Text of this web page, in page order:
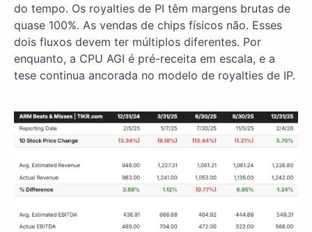
do tempo. Os royalties de PI têm margens brutas de
quase 100%. As vendas de chips físicos não. Esses
dois fluxos devem ter múltiplos diferentes. Por
enquanto, a CPU AGI é pré-receita em escala, e a
tese continua ancorada no modelo de royalties de IP.